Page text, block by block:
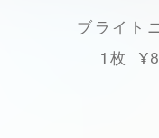
ブライト
1枚